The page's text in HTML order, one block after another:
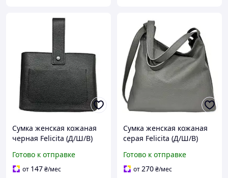
Сумка женская кожаная
черная Felicita (Д/Ш/В)
Готово к отправке
от 147₴/мес
Сумка женская кожаная
серая Felicita (Д/Ш/В)
Готово к отправке
от270₴/мес